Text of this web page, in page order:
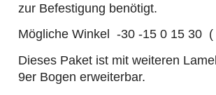
zur Befestigung benötigt.
Mögliche Winkel -30 -15 0 15 30 (
Dieses Paket ist mit weiteren
9er Bogen erweiterbar.